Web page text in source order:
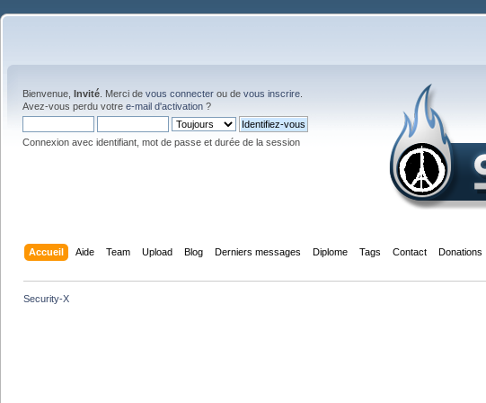
Bienvenue, Invité . Merci de vous connecter ou de vous inscrire
Avez-vous perdu votre e-mail d'activation ?
Connexion avec identifiant, mot de passe et durée de la session
Accueil Aide Team Upload Blog Derniers messages Diplome Tags Contact Donations
Security-X